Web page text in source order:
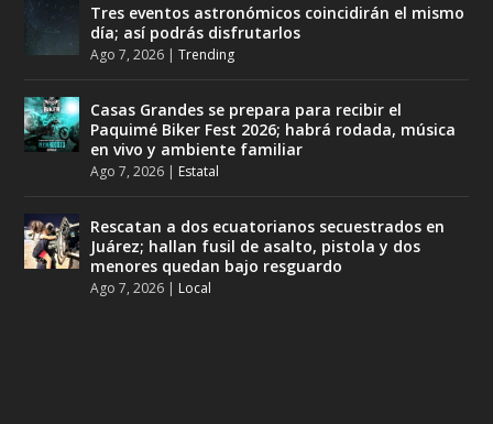
Tres eventos astronómicos coincidirán el mismo
día; así podrás disfrutarlos
Ago 7, 2026 |Trending
Casas Grandes se prepara para recibir el
Paquimé Biker Fest 2026; habrá rodada, música
en vivo y ambiente familiar
Ago 7, 2026 | Estatal
Rescatan a dos ecuatorianos secuestrados en
Juárez; hallan fusil de asalto, pistola y dos
menores quedan bajo resguardo
Ago 7, 2026 | Local